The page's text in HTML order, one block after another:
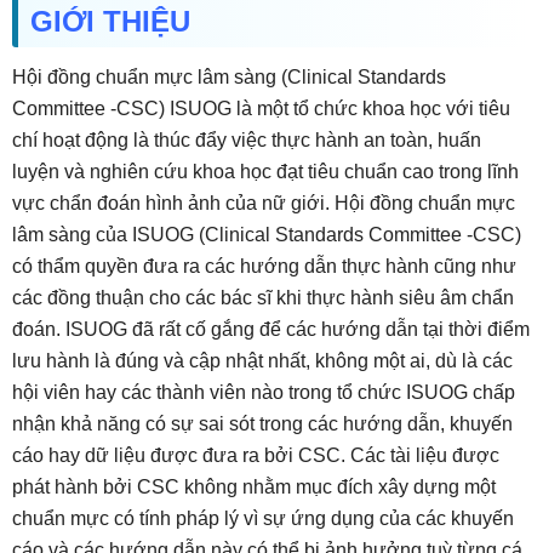
GIỚI THIỆU
Hội đồng chuẩn mực lâm sàng (Clinical Standards
Committee -CSC) ISUOG là một tổ chức khoa học với tiêu
chí hoạt động là thúc đẩy việc thực hành an toàn, huấn
luyện và nghiên cứu khoa học đạt tiêu chuẩn cao trong lĩnh
vực chẩn đoán hình ảnh của nữ giới. Hội đồng chuẩn mực
lâm sàng của ISUOG (Clinical Standards Committee -CSC)
có thẩm quyền đưa ra các hướng dẫn thực hành cũng như
các đồng thuận cho các bác sĩ khi thực hành siêu âm chẩn
đoán. ISUOG đã rất cố gắng để các hướng dẫn tại thời điểm
lưu hành là đúng và cập nhật nhất, không một ai, dù là các
hội viên hay các thành viên nào trong tổ chức ISUOG chấp
nhận khả năng có sự sai sót trong các hướng dẫn, khuyến
cáo hay dữ liệu được đưa ra bởi CSC. Các tài liệu được
phát hành bởi CSC không nhằm mục đích xây dựng một
chuẩn mực có tính pháp lý vì sự ứng dụng của các khuyến